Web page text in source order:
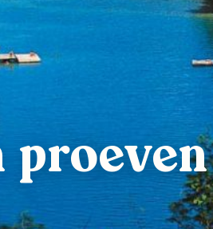
proeven